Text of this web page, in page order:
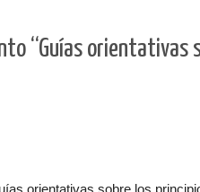
“Guías orientativas
orientativas sobre los